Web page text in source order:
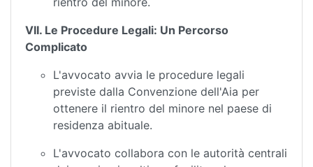
VII. Le Procedure Legali: Un Percorso
Complicato
L'avvocato avvia le procedure legali
previste dalla Convenzione dell'Aia per
ottenere il rientro del minore nel paese di
residenza abituale.
L'avvocato collabora con le autorità centrali